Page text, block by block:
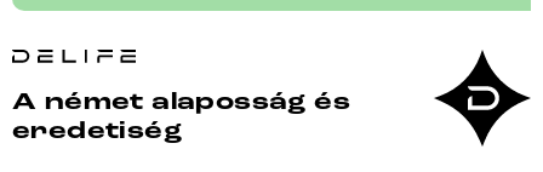
tölgy
alakú
A német alaposság és
eredetiség